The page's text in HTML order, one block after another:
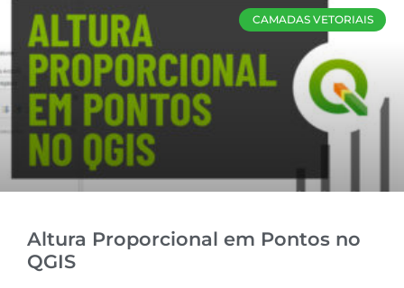
CAMADAS VETORIAIS
Altura Proporcional em Pontos no
QGIS